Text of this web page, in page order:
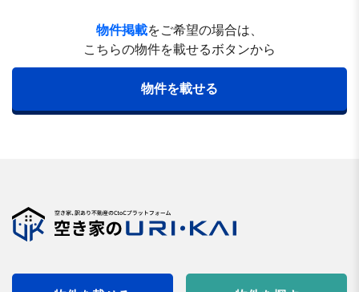
物件掲載をご希望の場合は、
こちらの物件を載せるボタンから
物件を載せる